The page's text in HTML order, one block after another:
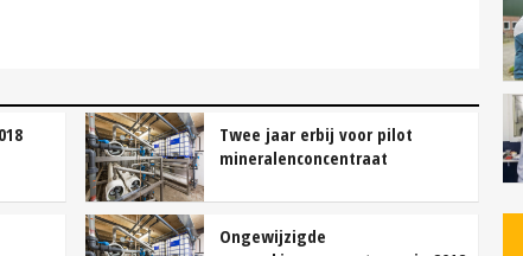
Twee jaar erbij voor pilot
mineralenconcentraat
Ongewijzigde